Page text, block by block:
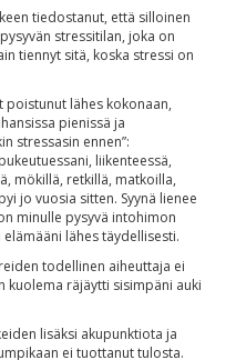
tiedostanut, että silloinen
stressitilan, joka on
tiennyt sitä, koska stressi on
poistunut lähes kokonaan,
pienissä ja
stressasin ennen”:
liikenteessä,
mökillä, retkillä, matkoilla,
jo vuosia sitten. Syynä lienee
minulle pysyvä intohimon
lähes täydellisesti.
todellinen aiheuttaja ei
kuolema räjäytti sisimpäni auki
lisäksi akupunktiota ja
ei tuottanut tulosta.